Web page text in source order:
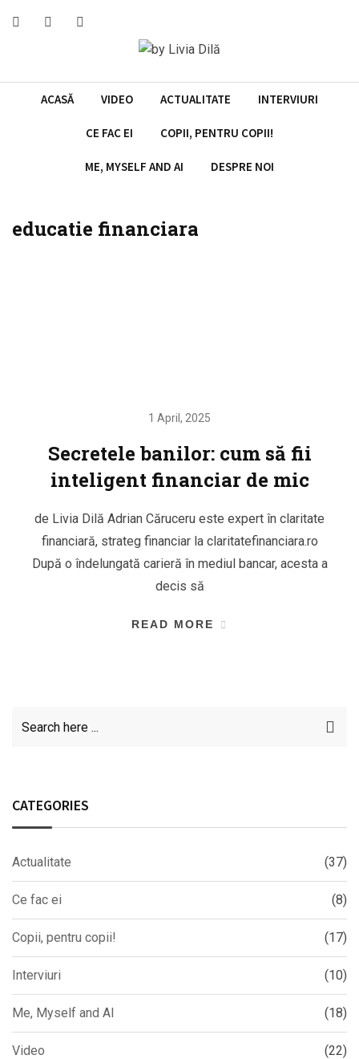
ACASĂ VIDEO ACTUALITATE INTERVIURI
CE FAC EI COPII, PENTRU COPII!
ME, MYSELF AND AI DESPRE NOI
educatie financiara
1 April, 2025
Secretele banilor: cum să fii
inteligent financiar de mic
de Livia Dilă Adrian Căruceru este expert în claritate
financiară, strateg financiar la claritatefinanciara.ro
După o îndelungată carieră în mediul bancar, acesta a
decis să
READ MORE
CATEGORIES
Actualitate (37)
Ce fac ei (8)
Copii, pentru copii! (17)
Interviuri (10)
Me, Myself and AI (18)
Video (22)